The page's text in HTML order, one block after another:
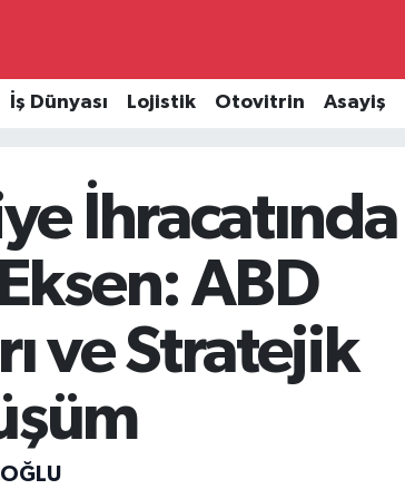
İş Dünyası Lojistik Otovitrin Asayiş
İhracatında
ABD
ve Stratejik